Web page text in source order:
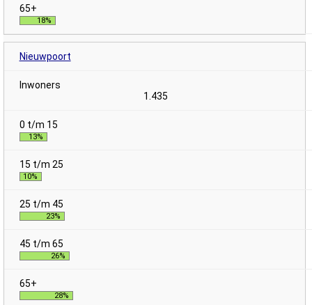
18%
Nieuwpoort
1.435
13%
10%
23%
26%
28%